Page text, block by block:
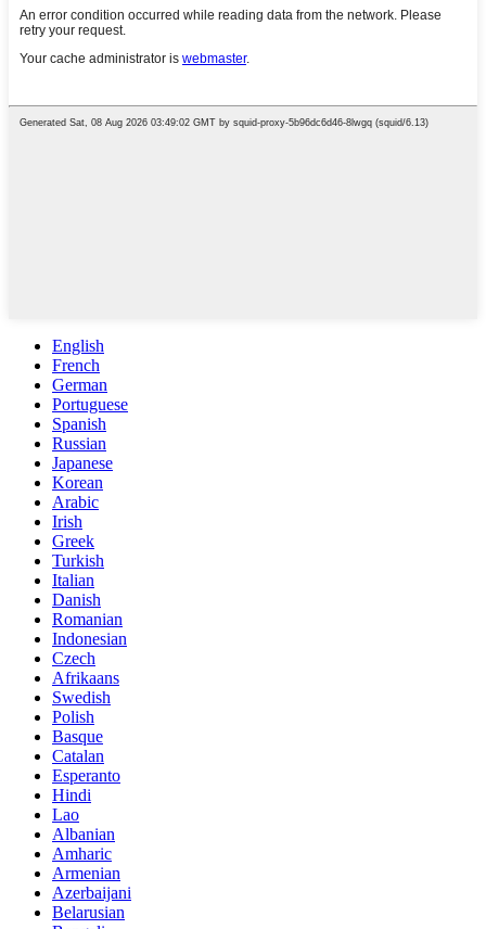
English
French
German
Portuguese
Spanish
Russian
Japanese
Korean
Arabic
Irish
Greek
Turkish
Italian
Danish
Romanian
Indonesian
Czech
Afrikaans
Swedish
Polish
Basque
Catalan
Esperanto
Hindi
Lao
Albanian
Amharic
Armenian
Azerbaijani
Belarusian